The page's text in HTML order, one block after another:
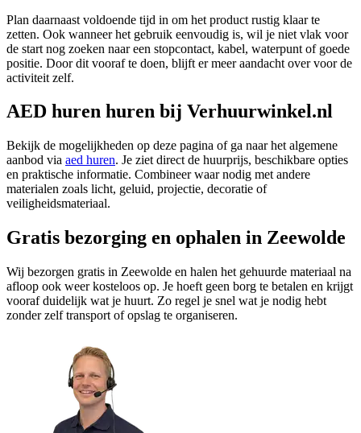
Plan daarnaast voldoende tijd in om het product rustig klaar te
zetten. Ook wanneer het gebruik eenvoudig is, wil je niet vlak voor
de start nog zoeken naar een stopcontact, kabel, waterpunt of goede
positie. Door dit vooraf te doen, blijft er meer aandacht over voor de
activiteit zelf.
AED huren huren bij Verhuurwinkel.nl
Bekijk de mogelijkheden op deze pagina of ga naar het algemene
aanbod via aed huren. Je ziet direct de huurprijs, beschikbare opties
en praktische informatie. Combineer waar nodig met andere
materialen zoals licht, geluid, projectie, decoratie of
veiligheidsmateriaal.
Gratis bezorging en ophalen in Zeewolde
Wij bezorgen gratis in Zeewolde en halen het gehuurde materiaal na
afloop ook weer kosteloos op. Je hoeft geen borg te betalen en krijgt
vooraf duidelijk wat je huurt. Zo regel je snel wat je nodig hebt
zonder zelf transport of opslag te organiseren.